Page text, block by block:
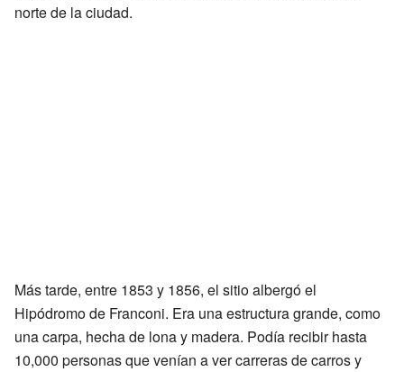
norte de la ciudad.
Más tarde, entre 1853 y 1856, el sitio albergó el
Hipódromo de Franconi. Era una estructura grande, como
una carpa, hecha de lona y madera. Podía recibir hasta
10,000 personas que venían a ver carreras de carros y